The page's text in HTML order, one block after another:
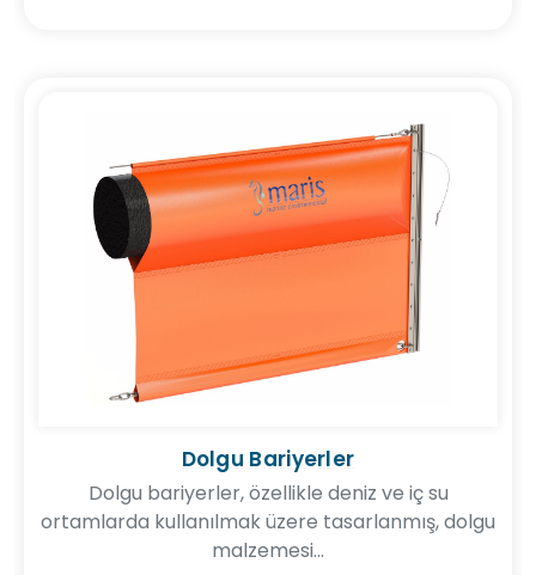
Çevre Danışmanlığı Eğitim Hizmetleri
Dolgu Bariyerler
Dolgu bariyerler, özellikle deniz ve iç su
ortamlarda kullanılmak üzere tasarlanmış, dolgu
malzemesi...